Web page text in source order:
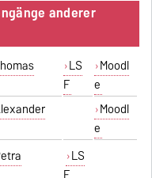
anderer
LS
F
Moodl
e
Moodl
e
LS